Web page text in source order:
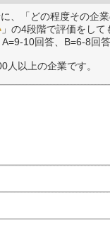
、「どの程度その企
」の4段階で評価をして
10回答、B=6-8回
人以上の企業です。